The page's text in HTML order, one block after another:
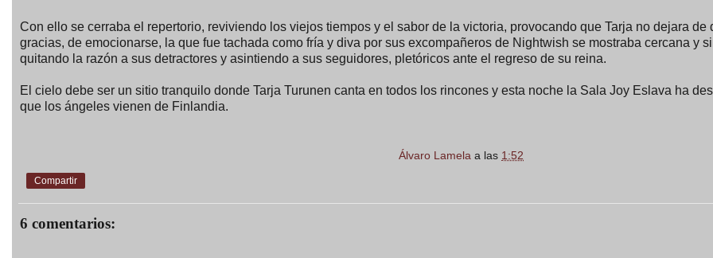
Con ello se cerraba el repertorio, reviviendo los viejos tiempos y el sabor de la victoria, provocando que Tarja no dejara de
gracias, de emocionarse, la que fue tachada como fría y diva por sus excompañeros de Nightwish se mostraba cercana y
quitando la razón a sus detractores y asintiendo a sus seguidores, pletóricos ante el regreso de su reina.
El cielo debe ser un sitio tranquilo donde Tarja Turunen canta en todos los rincones y esta noche la Sala Joy Eslava ha
que los ángeles vienen de Finlandia.
Álvaro Lamela a las 1:52
Compartir
6 comentarios: